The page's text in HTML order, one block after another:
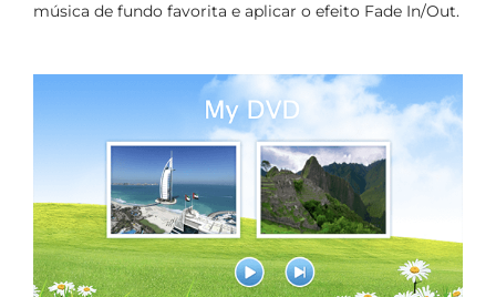
música de fundo favorita e aplicar o efeito Fade In/Out.